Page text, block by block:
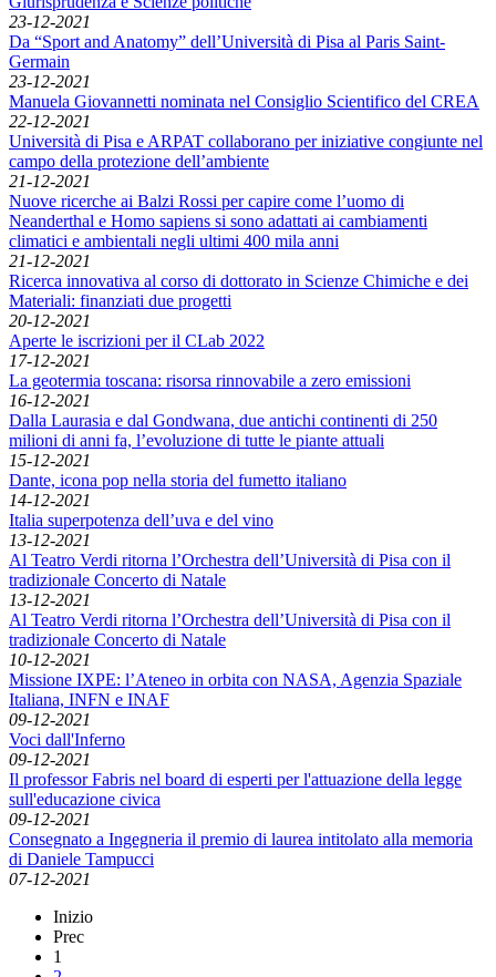
23-12-2021
Da “Sport and Anatomy” dell’Università di Pisa al Paris Saint-
Germain
23-12-2021
Manuela Giovannetti nominata nel Consiglio Scientifico del CREA
22-12-2021
Università di Pisa e ARPAT collaborano per iniziative congiunte nel
campo della protezione dell’ambiente
21-12-2021
Nuove ricerche ai Balzi Rossi per capire come l’uomo di
Neanderthal e Homo sapiens si sono adattati ai cambiamenti
climatici e ambientali negli ultimi 400 mila anni
21-12-2021
Ricerca innovativa al corso di dottorato in Scienze Chimiche e dei
Materiali: finanziati due progetti
20-12-2021
Aperte le iscrizioni per il CLab 2022
17-12-2021
La geotermia toscana: risorsa rinnovabile a zero emissioni
16-12-2021
Dalla Laurasia e dal Gondwana, due antichi continenti di 250
milioni di anni fa, l’evoluzione di tutte le piante attuali
15-12-2021
Dante, icona pop nella storia del fumetto italiano
14-12-2021
Italia superpotenza dell’uva e del vino
13-12-2021
Al Teatro Verdi ritorna l’Orchestra dell’Università di Pisa con il
tradizionale Concerto di Natale
13-12-2021
Al Teatro Verdi ritorna l’Orchestra dell’Università di Pisa con il
tradizionale Concerto di Natale
10-12-2021
Missione IXPE: l’Ateneo in orbita con NASA, Agenzia Spaziale
Italiana, INFN e INAF
09-12-2021
Voci dall'Inferno
09-12-2021
Il professor Fabris nel board di esperti per l'attuazione della legge
sull'educazione civica
09-12-2021
Consegnato a Ingegneria il premio di laurea intitolato alla memoria
di Daniele Tampucci
07-12-2021
Inizio
Prec
1